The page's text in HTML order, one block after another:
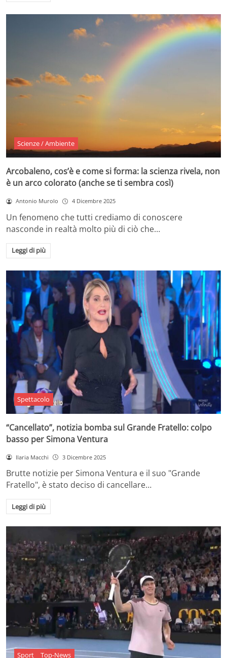
Scienze / Ambiente
Arcobaleno, cos’è e come si forma: la scienza rivela, non
è un arco colorato (anche se ti sembra così)
Antonio Murolo 4 Dicembre 2025
Un fenomeno che tutti crediamo di conoscere
nasconde in realtà molto più di ciò che…
Leggi di più
Spettacolo
“Cancellato”, notizia bomba sul Grande Fratello: colpo
basso per Simona Ventura
Ilaria Macchi 3 Dicembre 2025
Brutte notizie per Simona Ventura e il suo "Grande
Fratello", è stato deciso di cancellare…
Leggi di più
Sport Top-News